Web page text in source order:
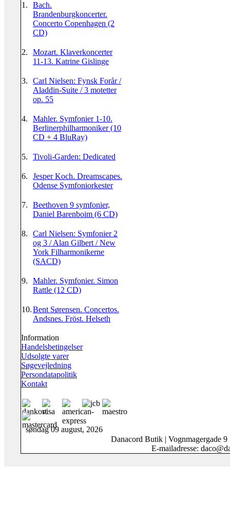
1.
Bach.
Brandenburgkoncerter.
Concerto Copenhagen (2
CD)
2.
Mozart. Klaverkoncerter
11-13. Katrine Gislinge
3.
Carl Nielsen: Fynsk Forår /
Aladdin-Suite / 3 motetter
op. 55
4.
Mahler. Symfonier 1-10.
Berlinerphilharmoniker (10
CD + 4 BluRay)
5. Tivoli-Garden: Dedicated
6.
Jesper Koch. Dreamscapes.
Odense Symfoniorkester
7.
Beethoven 9 symfonier,
Daniel Barenboim (6 CD)
8.
Carl Nielsen: Symfonier 2
og 3 / Alan Gilbert / New
York Filharmonikerne
(SACD)
9.
Mahler. Symfonier. Simon
Rattle (12 CD)
10.Bent Sørensen. Concertos.
Andsnes. Fröst. Helseth
Information
Handelsbetingelser
Udsolgte varer
Søgevejledning
Persondatapolitik
Kontakt
søndag 09 august, 2026
Danacord Butik | Vognmagergade
E-mailadresse: